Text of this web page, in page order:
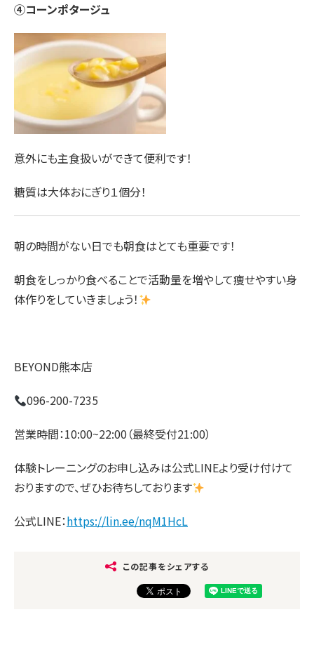
④コーンポタージュ
意外にも主食扱いができて便利です！
糖質は大体おにぎり１個分！
朝の時間がない日でも朝食はとても重要です！
朝食をしっかり食べることで活動量を増やして痩せやすい身
体作りをしていきましょう！
BEYOND熊本店
096-200-7235
営業時間：10:00~22:00（最終受付21:00）
体験トレーニングのお申し込みは公式LINEより受け付けて
おりますので、ぜひお待ちしております
公式LINE：https://lin.ee/nqM1HcL
この記事をシェアする